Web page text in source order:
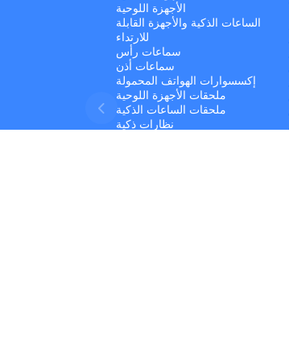
الأجهزة اللوحية
الساعات الذكية والأجهزة القابلة
للارتداء
سماعات رأس
سماعات أذن
إكسسوارات الهواتف المحمولة
ملحقات الأجهزة اللوحية
ملحقات الساعات الذكية
نظارات ذكية